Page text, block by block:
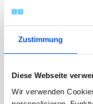
Zustimmung
Diese Webseite
Wir verwenden
Januar 2021
Dezember 2020